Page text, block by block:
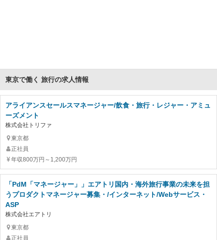
東京で働く 旅行の求人情報
アライアンスセールスマネージャー/飲食・旅行・レジャー・アミュ
ーズメント
株式会社トリファ
東京都
正社員
年収800万円～1,200万円
「PdM「マネージャー」」エアトリ国内・海外旅行事業の未来を担
うプロダクトマネージャー募集・/インターネット/Webサービス・
ASP
株式会社エアトリ
東京都
正社員